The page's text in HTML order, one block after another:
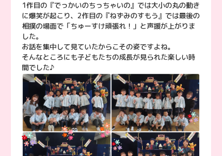
1作目の『でっかいのちっちゃいの』では大小の丸の動き
に爆笑が起こり、2作目の『ねずみのすもう』では最後の
相撲の場面で「ちゅーすけ頑張れ！」と声援が上がりま
した。
お話を集中して見ていたからこその姿ですよね。
そんなところにも子どもたちの成長が見られた楽しい時
間でした♪